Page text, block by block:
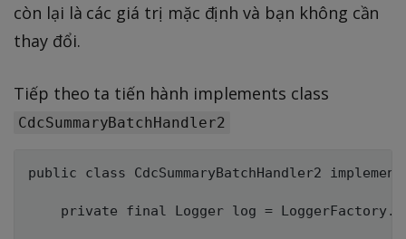
còn lại là các giá trị mặc định và bạn không cần
thay đổi.
Tiếp theo ta tiến hành implements class
CdcSummaryBatchHandler2
public class CdcSummaryBatchHandler2
private final Logger log =